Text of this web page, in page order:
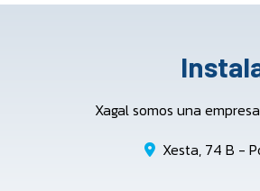
Xagal somos una
Xesta, 74 B -